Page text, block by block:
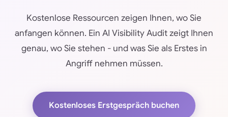
Kostenlose Ressourcen zeigen Ihnen, wo Sie
anfangen können. Ein AI Visibility Audit zeigt Ihnen
genau, wo Sie stehen - und was Sie als Erstes in
Angriff nehmen müssen.
Kostenloses Erstgespräch buchen